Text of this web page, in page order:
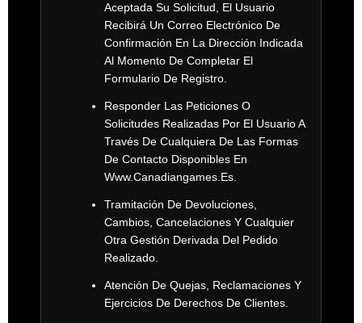
Aceptada Su Solicitud, El Usuario
Recibirá Un Correo Electrónico De
Confirmación En La Dirección Indicada
Al Momento De Completar El
Formulario De Registro.
Responder Las Peticiones O
Solicitudes Realizadas Por El Usuario A
Través De Cualquiera De Las Formas
De Contacto Disponibles En
Www.canadiangames.es
Tramitación De Devoluciones,
Cambios, Cancelaciones Y Cualquier
Otra Gestión Derivada Del Pedido
Realizado.
Atención De Quejas, Reclamaciones Y
Ejercicios De Derechos De Clientes.